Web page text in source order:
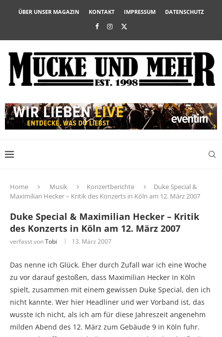
ÜBER UNSER MAGAZIN KONTAKT IMPRESSUM DATENSCHUTZ
Home Musik Konzertberichte
Duke Special &
Maximilian Hecker – Kritik des Konzerts in Köln am 12. März 2007
Duke Special & Maximilian Hecker – Kritik
des Konzerts in Köln am 12. März 2007
verfasst vonTobi 13. März 2007
Das nenne ich Glück. Eher durch Zufall war ich eine Woche
zu vor darauf gestoßen, dass Maximilian Hecker in Köln
spielt, zusammen mit einem gewissen Duke Special, den ich
nicht kannte. Wer hier Headliner und wer Vorband ist, das
wusste ich nicht, als ich am für diese Jahreszeit angenehm
milden Abend des 12. März zum Gebäude 9 in Köln fuhr.